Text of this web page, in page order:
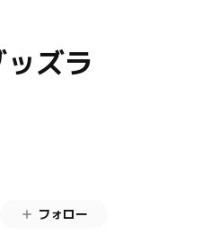
ズラ
フォロー